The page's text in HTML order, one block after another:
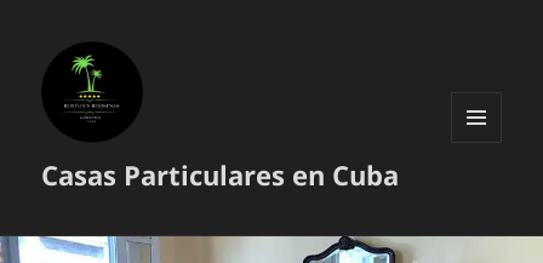
Casas Particulares en Cuba